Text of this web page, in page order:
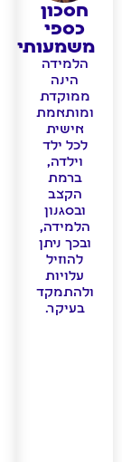
חסכון
כספי
משמעותי
הלמידה
הינה
ממוקדת
ומותאמת
אישית
לכל ילד
וילדה,
ברמת
הקצב
ובסגנון
הלמידה,
ובכך ניתן
להוזיל
עלויות
ולהתמקד
בעיקר.